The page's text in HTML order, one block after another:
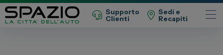
Supporto
Clienti
Sedi e
Recapiti